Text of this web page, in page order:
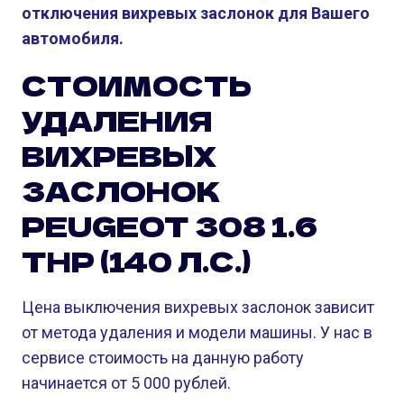
отключения вихревых заслонок для Вашего
автомобиля.
СТОИМОСТЬ
УДАЛЕНИЯ
ВИХРЕВЫХ
ЗАСЛОНОК
PEUGEOT 308 1.6
THP (140 Л.С.)
Цена выключения вихревых заслонок зависит
от метода удаления и модели машины. У нас в
сервисе стоимость на данную работу
начинается от 5 000 рублей.